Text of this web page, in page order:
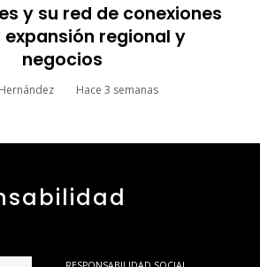
y su red de conexiones
regional y
negocios
Hace 3 semanas